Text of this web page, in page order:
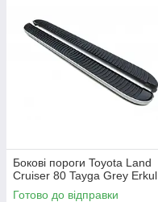
Бокові пороги Toyota Land
Cruiser 80 Tayga Grey Erkul
Готово до відправки